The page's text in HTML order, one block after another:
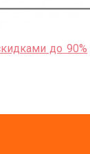
до 90%